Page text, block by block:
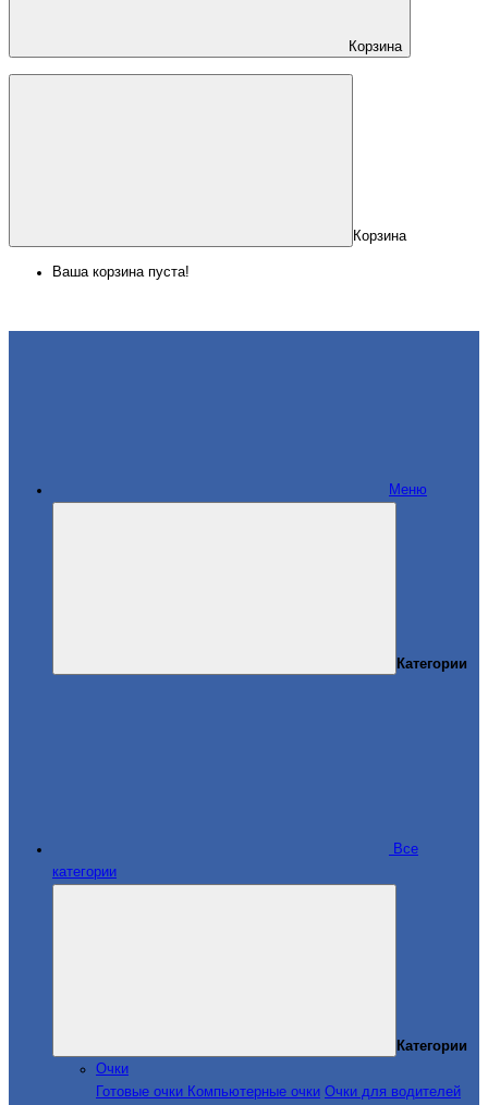
Корзина
Корзина
Ваша корзина пуста!
Меню
Категории
Все
категории
Категории
Очки
Готовые очки Компьютерные очки Очки для водителей